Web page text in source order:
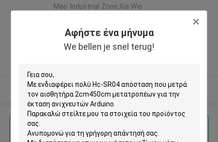
Αφήστε ένα μήνυμα
We bellen je snel terug!
Mao Industrial Zone,Xia Wei
Shen Zhen City,Guang Dong
Province. China ,Κίνα
5.0
Δείτε περισσότερων
Αποκτήστε την καλύτερη τιμή για